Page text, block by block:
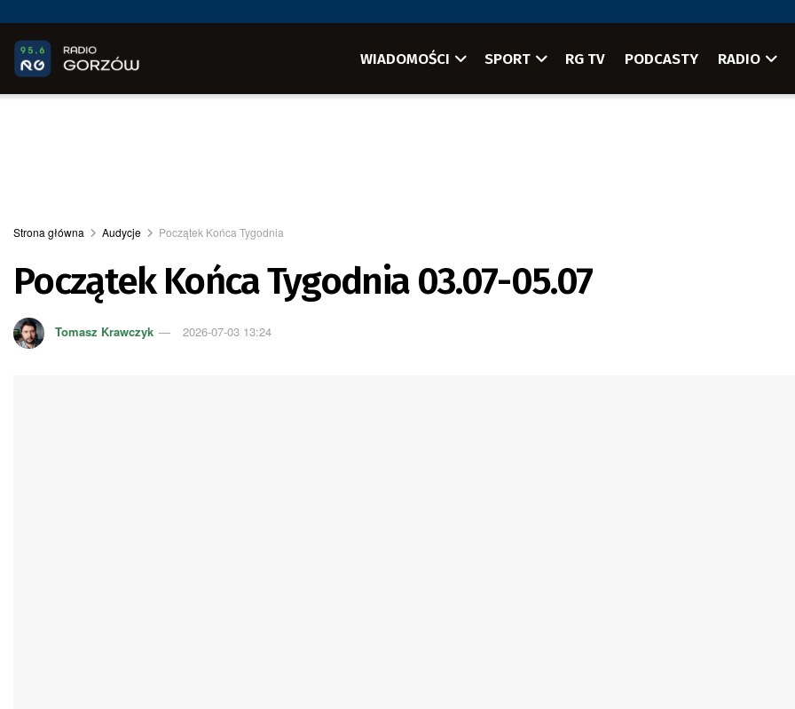
WIADOMOŚCI SPORT RG TV PODCASTY RADIO
Strona główna Audycje Początek Końca Tygodnia
Początek Końca Tygodnia 03.07-05.07
Tomasz Krawczyk 2026-07-03 13:24